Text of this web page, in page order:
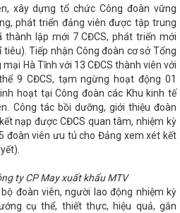
Đoàn đàm phán Chính phủ
E. Knapper, Đại sứ đặc mệnh
sẵn sàng cho Giờ Trái đất
năm 2024
Các hoạt
chuyến thăm cấp nhà nước
Quốc hội thảo luận về phát
4 sao năm 2025
Hội nghị
tỉnh
Hà Tĩnh hoàn thành
“Thương hiệu Quốc
Thương hiệu Quốc gia năm 2024
Chủ tịch Công đoàn ngành
2026 của Đảng bộ Bộ Công
nghiệp, đảm bảo cung
tỏa niềm tin thực hiện thắng lợi
nghiệp trong vấn đề xuất khẩu
trang trọng Lễ Kỷ niệm 260
Hà Tĩnh tổ chức chương trình
xây dựng tổ chức Công đoàn vững
phát triển đảng viên được tập trung
thành lập mới 7 CĐCS, phát triển mới
Tiếp nhận Công đoàn cơ sở Tổng
Hà Tĩnh với 13 CĐCS thành viên với
9 CĐCS, tạm ngừng hoạt động 01
hoạt tại Công đoàn các Khu kinh tế
Công tác bồi dưỡng, giới thiệu đoàn
nạp được CĐCS quan tâm, nhiệm kỳ
đoàn viên ưu tú cho Đảng xem xét kết
ty CP May xuất khẩu MTV
đoàn viên, người lao động nhiệm kỳ
cụ thể, thiết thực, hiệu quả, gắn